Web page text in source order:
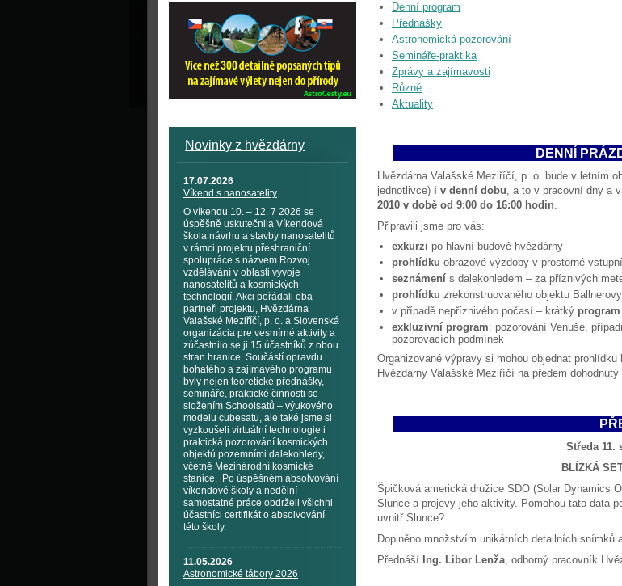
Novinky z hvězdárny
17.07.2026
Víkend s nanosatelity
O víkendu 10. – 12. 7 2026 se
úspěšně uskutečnila Víkendová
škola návrhu a stavby nanosatelitů
v rámci projektu přeshraniční
spolupráce s názvem Rozvoj
vzdělávání v oblasti vývoje
nanosatelitů a kosmických
technologií. Akci pořádali oba
partneři projektu, Hvězdárna
Valašské Meziříčí, p. o. a Slovenská
organizácia pre vesmírné aktivity a
zúčastnilo se ji 15 účastníků z obou
stran hranice. Součástí opravdu
bohatého a zajímavého programu
byly nejen teoretické přednášky,
semináře, praktické činnosti se
složením Schoolsatů – výukového
modelu cubesatu, ale také jsme si
vyzkoušeli virtuální technologie i
praktická pozorování kosmických
objektů pozemními dalekohledy,
včetně Mezinárodní kosmické
stanice. Po úspěšném absolvování
víkendové školy a nedělní
samostatné práce obdrželi všichni
účastníci certifikát o absolvování
této školy.
11.05.2026
Astronomické tábory 2026
Denní program
Přednášky
Astronomická pozorování
Semináře-praktika
Zprávy a zajímavosti
Různé
Aktuality
DENNÍ
Hvězdárna Valašské Meziříčí, p. o. bude v letním
jednotlivce) i v denní dobu, a to v pracovní dny a
2010 v době od 9:00 do 16:00 hodin.
Připravili jsme pro vás:
exkurzi po hlavní budově hvězdárny
prohlídku obrazové výzdoby v prostorné
seznámení s dalekohledem – za příznivých
prohlídku zrekonstruovaného objektu
v případě nepříznivého počasí – krátký program
exkluzivní program: pozorování Venuše,
pozorovacích podmínek
Organizované výpravy si mohou objednat
Hvězdárny Valašské Meziříčí na předem dohodnutý
Středa 11.
BLÍZKÁ
Špičková americká družice SDO (Solar Dynamics
Slunce a projevy jeho aktivity. Pomohou tato data
uvnitř Slunce?
Doplněno množstvím unikátních detailních
Přednáší Ing. Libor Lenža, odborný pracovník